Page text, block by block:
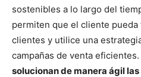
sostenibles a lo largo del
permiten que el cliente
clientes y utilice una
campañas de venta
solucionan de manera ágil